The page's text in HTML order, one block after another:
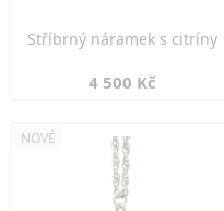
Stříbrný náramek s citríny
4 500 Kč
NOVÉ